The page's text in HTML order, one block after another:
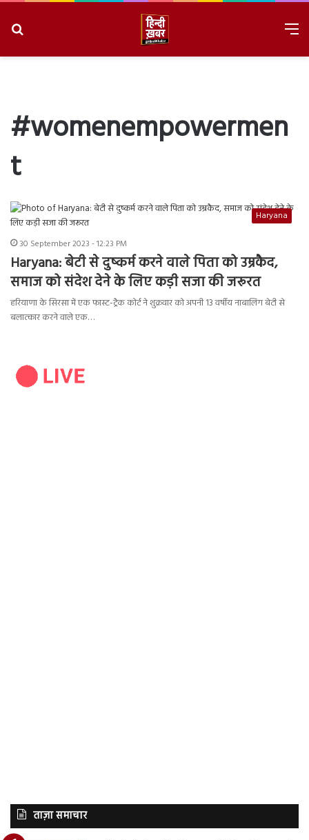
#womenempowermen
t
Haryana
30 September 2023 - 12:23 PM
Haryana: बेटी से दुष्कर्म करने वाले पिता को उम्रकैद,
समाज को संदेश देने के लिए कड़ी सजा की जरूरत
हरियाणा के सिरसा में एक फास्ट-ट्रैक कोर्ट ने शुक्रवार को अपनी 13 वर्षीय नाबालिग बेटी से
बलात्कार करने वाले एक…
ताज़ा समाचार